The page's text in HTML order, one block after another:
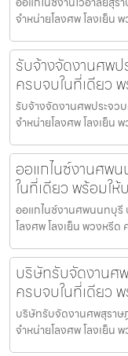
จำหน่ายโลงศพ โลงเย็น
รับจ้างจัดงานศพ
ครบจบในที่เดียว
รับจ้างจัดงานศพประจว
จำหน่ายโลงศพ โลงเย็น
ออแกไนซ์งานศพ
ในที่เดียว พร้อมใ
ออแกไนซ์งานศพนนทบุรี
โลงศพ โลงเย็น พวงหรีด
บริษัทรับจัดงานศ
ครบจบในที่เดียว
บริษัทรับจัดงานศพสุรา
จำหน่ายโลงศพ โลงเย็น